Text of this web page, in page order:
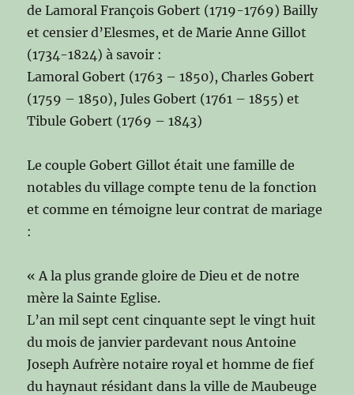
de Lamoral François Gobert (1719-1769) Bailly
et censier d’Elesmes, et de Marie Anne Gillot
(1734-1824) à savoir :
Lamoral Gobert (1763 – 1850), Charles Gobert
(1759 – 1850), Jules Gobert (1761 – 1855) et
Tibule Gobert (1769 – 1843)
Le couple Gobert Gillot était une famille de
notables du village compte tenu de la fonction
et comme en témoigne leur contrat de mariage
:
« A la plus grande gloire de Dieu et de notre
mère la Sainte Eglise.
L’an mil sept cent cinquante sept le vingt huit
du mois de janvier pardevant nous Antoine
Joseph Aufrère notaire royal et homme de fief
du haynaut résidant dans la ville de Maubeuge